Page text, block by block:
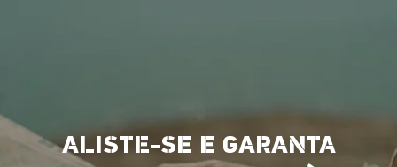
ALISTE-SE E GARANTA